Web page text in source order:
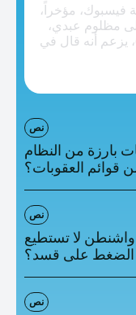
المضللة
تحقق
مؤخراً،
مظلوم عبدي،
يزعم أنه قال في
نص
من النظام
قوائم العقوبات؟
نص
لا تستطيع
الضغط على قسد؟
نص